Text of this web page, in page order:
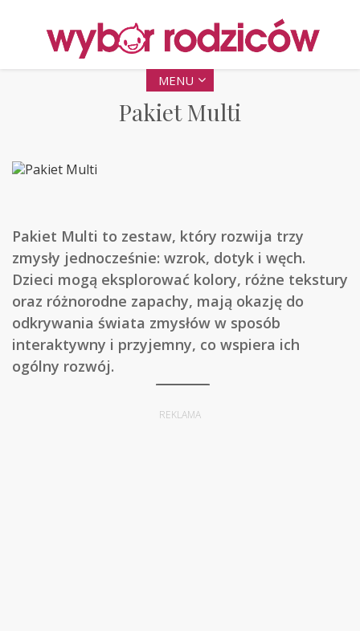
MENU
Pakiet Multi
Pakiet Multi to zestaw, który rozwija trzy
zmysły jednocześnie: wzrok, dotyk i węch.
Dzieci mogą eksplorować kolory, różne tekstury
oraz różnorodne zapachy, mają okazję do
odkrywania świata zmysłów w sposób
interaktywny i przyjemny, co wspiera ich
ogólny rozwój.
REKLAMA